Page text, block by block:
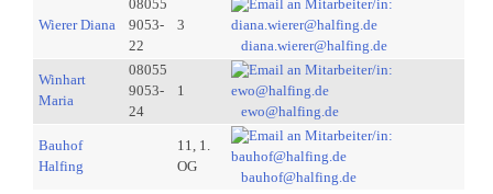
Wierer Diana
08055
9053-
22
3
diana.wierer@halfing.de
Winhart
Maria
08055
9053-
24
1
ewo@halfing.de
Bauhof
Halfing
11, 1.
OG
bauhof@halfing.de